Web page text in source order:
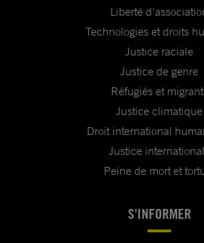
Liberté
Technologies et droits
Justice raciale
Justice de genre
Réfugiés et
Justice climatique
Droit international
Justice
Peine de mort et
S'INFORMER